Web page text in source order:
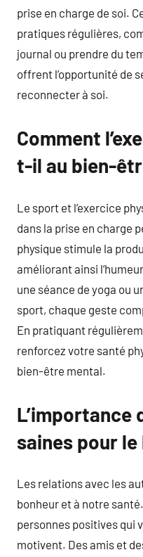
prise en charge de soi.
pratiques régulières,
journal ou prendre du
offrent l’opportunité de
reconnecter à soi.
Comment
t-il au bien-
Le sport et l’exercice
dans la prise en charge
physique stimule la
améliorant ainsi
une séance de yoga ou
sport, chaque geste
En pratiquant
renforcez votre santé
bien-être mental.
L’importance
saines pour
Les relations avec les
bonheur et à notre
personnes positives qui
motivent. Des amis et